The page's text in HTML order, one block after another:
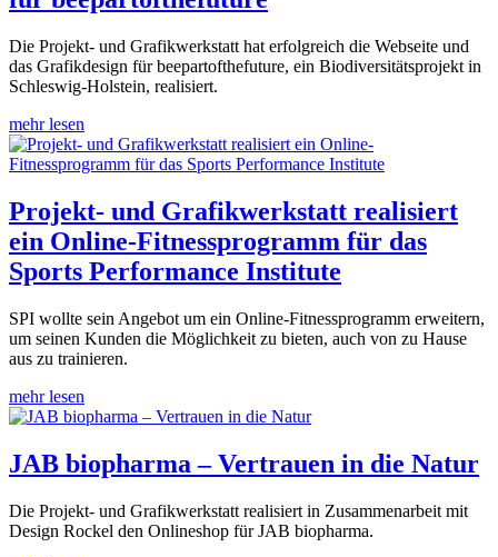
Die Projekt- und Grafikwerkstatt hat erfolgreich die Webseite und
das Grafikdesign für beepartofthefuture, ein Biodiversitätsprojekt in
Schleswig-Holstein, realisiert.
mehr lesen
Projekt- und Grafikwerkstatt realisiert
ein Online-Fitnessprogramm für das
Sports Performance Institute
SPI wollte sein Angebot um ein Online-Fitnessprogramm erweitern,
um seinen Kunden die Möglichkeit zu bieten, auch von zu Hause
aus zu trainieren.
mehr lesen
JAB biopharma – Vertrauen in die Natur
Die Projekt- und Grafikwerkstatt realisiert in Zusammenarbeit mit
Design Rockel den Onlineshop für JAB biopharma.